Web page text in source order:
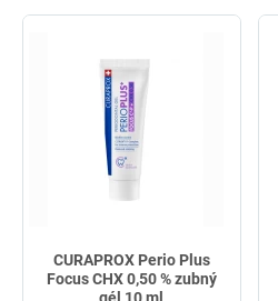
CURAPROX Perio Plus
Focus CHX 0,50 % zubný
gél 10 ml